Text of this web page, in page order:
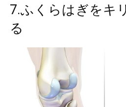
7.ふくらはぎをキ
る